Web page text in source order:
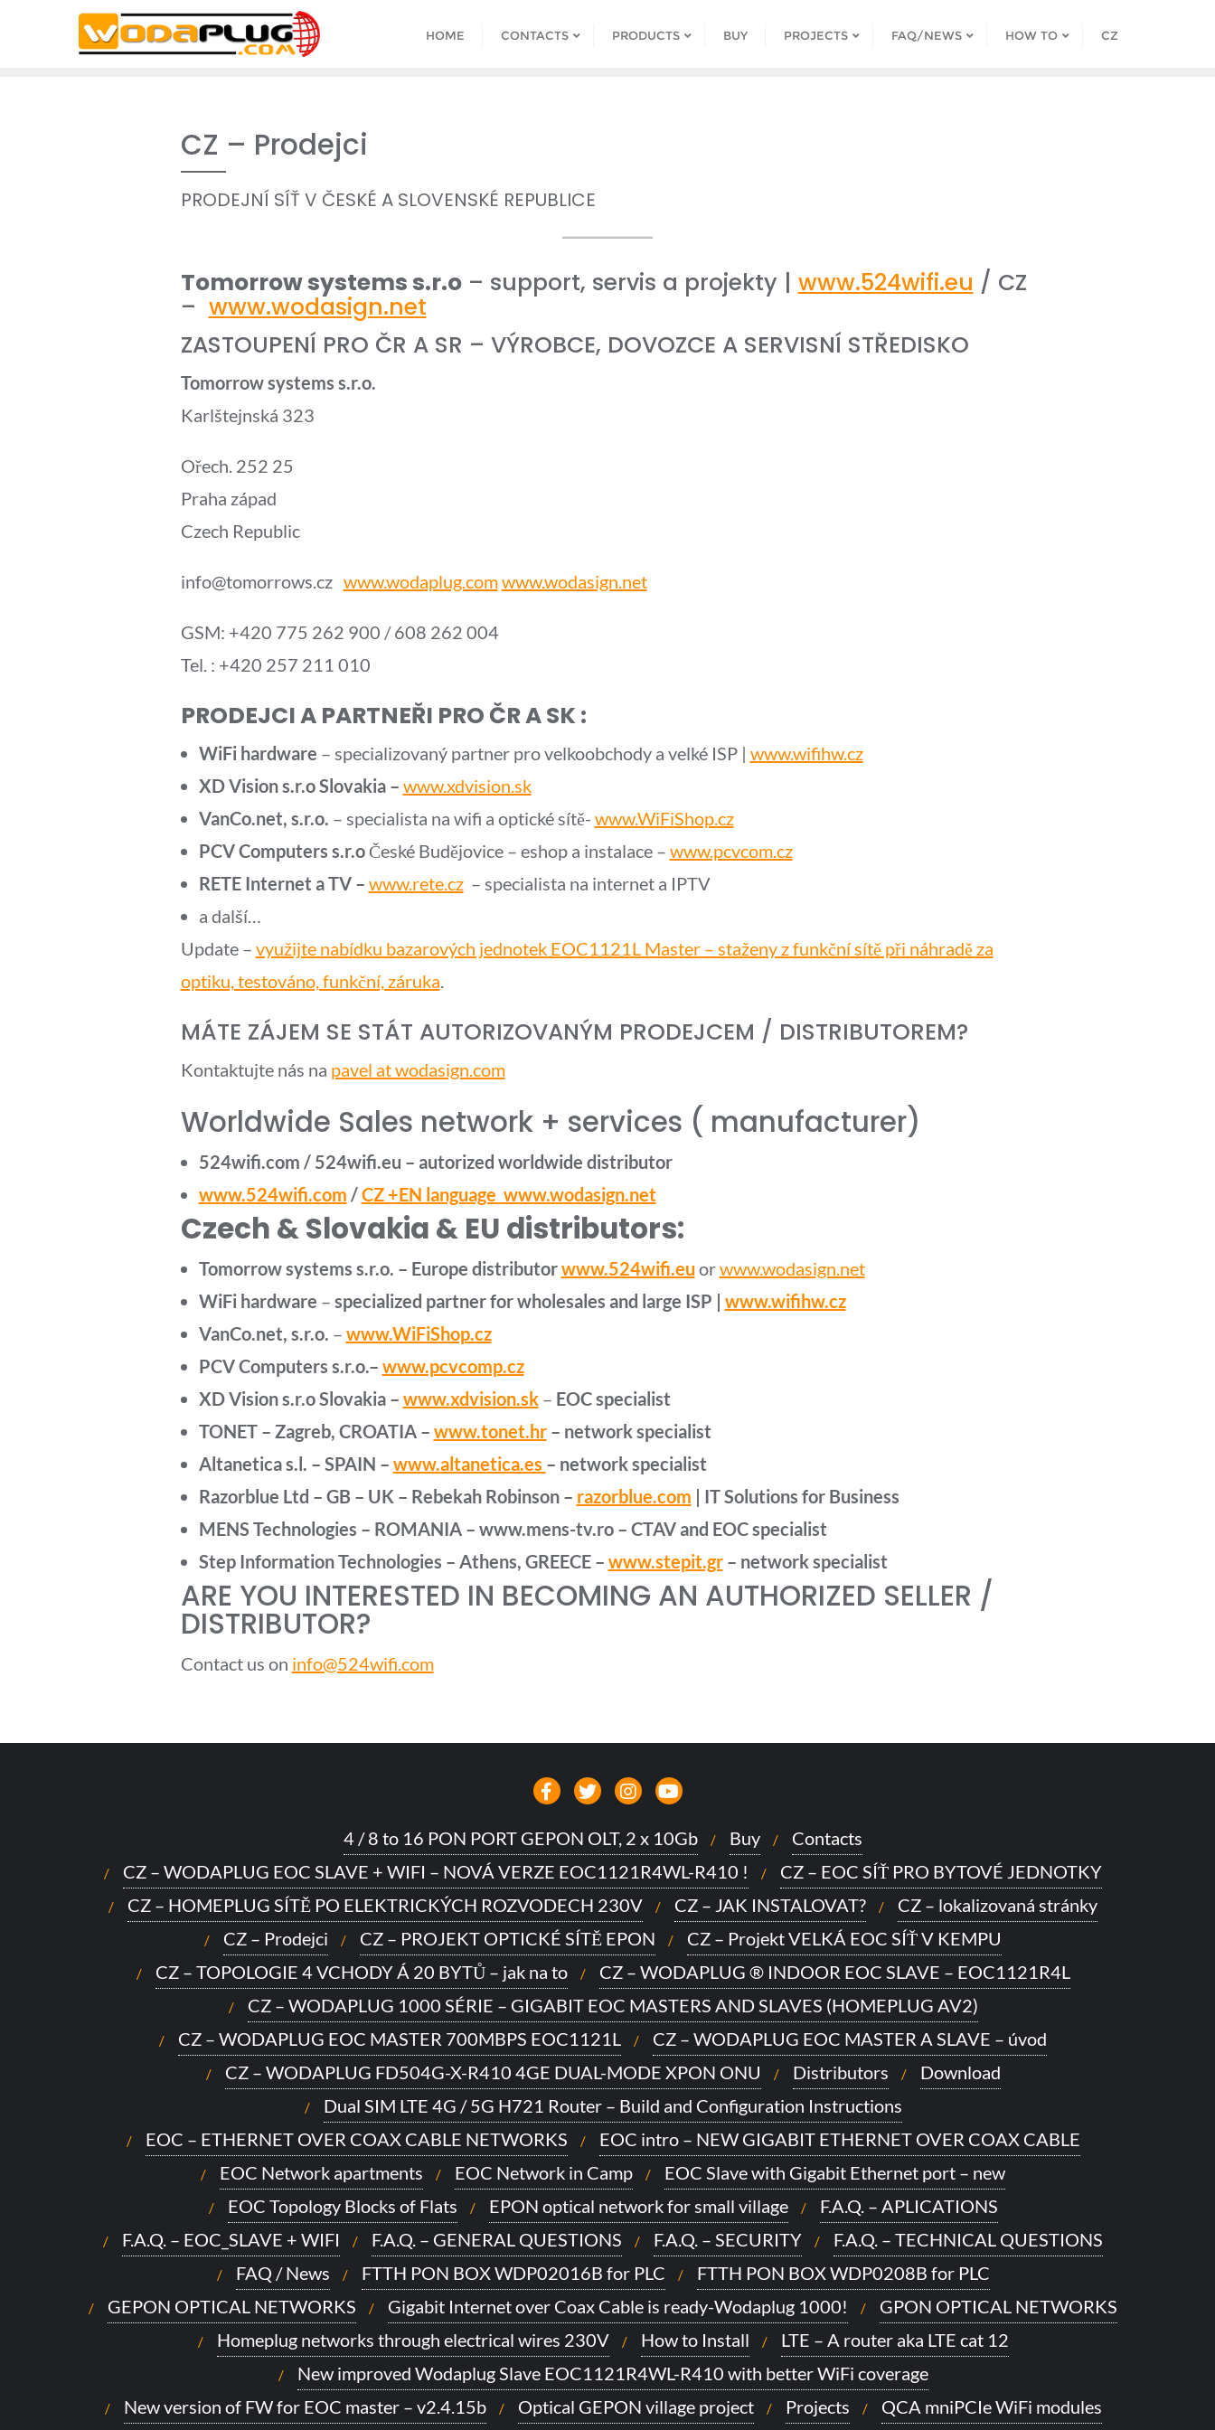
HOME CONTACTS PRODUCTS BUY PROJECTS FAQ/NEWS HOW TO CZ
CZ – Prodejci
PRODEJNÍ SÍŤ V ČESKÉ A SLOVENSKÉ REPUBLICE
Tomorrow systems s.r.o– support, servis a projekty | www.524wifi.eu / CZ
– www.wodasign.net
ZASTOUPENÍ PRO ČR A SR – VÝROBCE, DOVOZCE A SERVISNÍ STŘEDISKO
Tomorrow systems s.r.o.
Karlštejnská 323
Ořech. 252 25
Praha západ
Czech Republic
info@tomorrows.cz www.wodaplug.comwww.wodasign.net
GSM: +420 775 262 900 / 608 262 004
Tel. : +420 257 211 010
PRODEJCI A PARTNEŘI PRO ČR A SK :
WiFi hardware – specializovaný partner pro velkoobchody a velké ISP | www.wifihw.cz
XD Vision s.r.o Slovakia – www.xdvision.sk
VanCo.net, s.r.o. – specialista na wifi a optické sítě- www.WiFiShop.cz
PCV Computers s.r.oČeské Budějovice – eshop a instalace – www.pcvcom.cz
RETE Internet a TV – www.rete.cz– specialista na internet a IPTV
a další…
Update – využijte nabídku bazarových jednotek EOC1121L Master – staženy z funkční sítě při náhradě za
optiku, testováno, funkční, záruka.
MÁTE ZÁJEM SE STÁT AUTORIZOVANÝM PRODEJCEM / DISTRIBUTOREM?
Kontaktujte nás na pavel at wodasign.com
Worldwide Sales network + services ( manufacturer)
524wifi.com / 524wifi.eu – autorized worldwide distributor
www.524wifi.com /CZ +EN language www.wodasign.net
Czech & Slovakia & EU distributors:
Tomorrow systems s.r.o. – Europe distributorwww.524wifi.eu orwww.wodasign.net
WiFi hardware – specialized partner for wholesales and large ISP | www.wifihw.cz
VanCo.net, s.r.o. – www.WiFiShop.cz
PCV Computers s.r.o.– www.pcvcomp.cz
XD Vision s.r.o Slovakia – www.xdvision.sk – EOC specialist
TONET – Zagreb, CROATIA – www.tonet.hr– networkspecialist
Altanetica s.l. – SPAIN – www.altanetica.es – networkspecialist
Razorblue Ltd – GB – UK – Rebekah Robinson – razorblue.com | IT Solutions for Business
MENS Technologies – ROMANIA – www.mens-tv.ro – CTAV and EOC specialist
Step Information Technologies – Athens, GREECE – www.stepit.gr– network specialist
ARE YOU INTERESTED IN BECOMING AN AUTHORIZED SELLER /
DISTRIBUTOR?
Contact us on info@524wifi.com
4 / 8 to 16 PON PORT GEPON OLT, 2 x 10Gb Buy
Contacts
CZ – WODAPLUG EOC SLAVE + WIFI – NOVÁ VERZE EOC1121R4WL-R410 !
CZ – EOC SÍŤ PRO BYTOVÉ JEDNOTKY
CZ – HOMEPLUG SÍTĚ PO ELEKTRICKÝCH ROZVODECH 230V
CZ – JAK INSTALOVAT?
CZ – lokalizovaná stránky
CZ – Prodejci
CZ – PROJEKT OPTICKÉ SÍTĚ EPON
CZ – Projekt VELKÁ EOC SÍŤ V KEMPU
CZ – TOPOLOGIE 4 VCHODY Á 20 BYTŮ – jak na to
CZ – WODAPLUG ® INDOOR EOC SLAVE – EOC1121R4L
CZ – WODAPLUG 1000 SÉRIE – GIGABIT EOC MASTERS AND SLAVES (HOMEPLUG AV2)
CZ – WODAPLUG EOC MASTER 700MBPS EOC1121L
CZ – WODAPLUG EOC MASTER A SLAVE – úvod
CZ – WODAPLUG FD504G-X-R410 4GE DUAL-MODE XPON ONU
Distributors
Download
Dual SIM LTE 4G / 5G H721 Router – Build and Configuration Instructions
EOC – ETHERNET OVER COAX CABLE NETWORKS
EOC intro – NEW GIGABIT ETHERNET OVER COAX CABLE
EOC Network apartments
EOC Network in Camp
EOC Slave with Gigabit Ethernet port – new
EOC Topology Blocks of Flats
EPON optical network for small village
F.A.Q. – APLICATIONS
F.A.Q. – EOC_SLAVE + WIFI
F.A.Q. – GENERAL QUESTIONS F.A.Q. – SECURITY
F.A.Q. – TECHNICAL QUESTIONS
FAQ / News
FTTH PON BOX WDP02016B for PLC
FTTH PON BOX WDP0208B for PLC
GEPON OPTICAL NETWORKS
Gigabit Internet over Coax Cable is ready-Wodaplug 1000!
GPON OPTICAL NETWORKS
Homeplug networks through electrical wires 230V
How to Install
LTE – A router aka LTE cat 12
New improved Wodaplug Slave EOC1121R4WL-R410 with better WiFi coverage
New version of FW for EOC master – v2.4.15b
Optical GEPON village project Projects
QCA mniPCIe WiFi modules